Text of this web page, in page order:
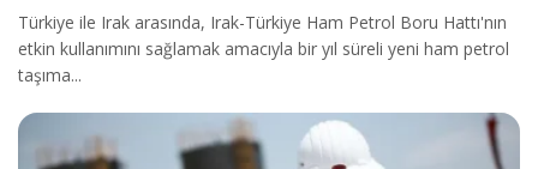
Türkiye ile Irak arasında, Irak-Türkiye Ham Petrol Boru Hattı'nın
etkin kullanımını sağlamak amacıyla bir yıl süreli yeni ham petrol
taşıma...